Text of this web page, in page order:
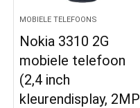
MOBIELE TELEFOONS
Nokia 3310 2G
mobiele telefoon
(2,4 inch
kleurendisplay, 2MP